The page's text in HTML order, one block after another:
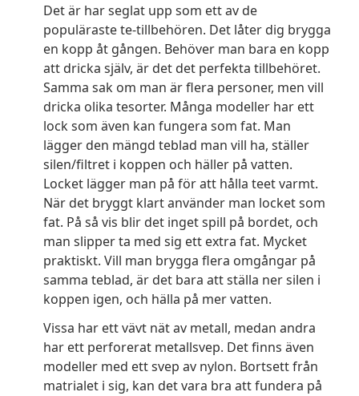
Det är har seglat upp som ett av de
populäraste te-tillbehören. Det låter dig brygga
en kopp åt gången. Behöver man bara en kopp
att dricka själv, är det det perfekta tillbehöret.
Samma sak om man är flera personer, men vill
dricka olika tesorter. Många modeller har ett
lock som även kan fungera som fat. Man
lägger den mängd teblad man vill ha, ställer
silen/filtret i koppen och häller på vatten.
Locket lägger man på för att hålla teet varmt.
När det bryggt klart använder man locket som
fat. På så vis blir det inget spill på bordet, och
man slipper ta med sig ett extra fat. Mycket
praktiskt. Vill man brygga flera omgångar på
samma teblad, är det bara att ställa ner silen i
koppen igen, och hälla på mer vatten.
Vissa har ett vävt nät av metall, medan andra
har ett perforerat metallsvep. Det finns även
modeller med ett svep av nylon. Bortsett från
matrialet i sig, kan det vara bra att fundera på